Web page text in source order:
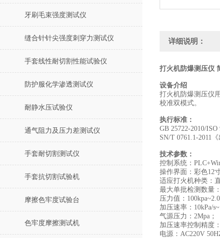
牙刷毛束强度测试仪
缝合针针尖强度刺穿力测试仪
手套线性耐切割性能试验仪
防护服化学渗透测试仪
耐静水压试验仪
通气阻力及压力差测试仪
手套耐切割测试仪
手套抗切割试验机
摩擦色牢度试验台
色牢度摩擦测试机
详细说明：
打火机防爆测压仪
设备介绍
打火机防爆测压仪
校准双模式。
执行标准：
GB 25722-2010/
SN/T 0761.1-2011
技术参数：
控制系统：
操作界面：彩色12
适应打火机种类：
最大单批检测数量
压力值：
加压速率：10kPa/
气源压力：2Mpa；
加压速率控制精度
电源：AC220V